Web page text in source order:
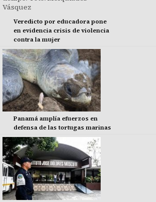
Veredicto por educadora pone
en evidencia crisis de violencia
contra la mujer
Panamá amplía efuerzos en
defensa de las tortugas marinas